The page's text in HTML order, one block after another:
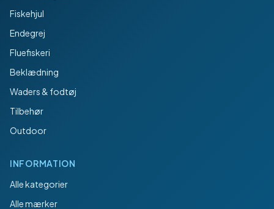
Fiskehjul
Endegrej
Fluefiskeri
Beklædning
Waders & fodtøj
Tilbehør
Outdoor
INFORMATION
Alle kategorier
Alle mærker